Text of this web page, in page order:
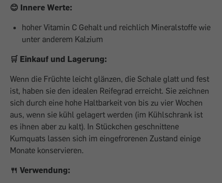
😊 Innere Werte:
hoher Vitamin C Gehalt und reichlich Mineralstoffe wie
unter anderem Kalzium
🛒 Einkauf und Lagerung:
Wenn die Früchte leicht glänzen, die Schale glatt und fest
ist, haben sie den idealen Reifegrad erreicht. Sie zeichnen
sich durch eine hohe Haltbarkeit von bis zu vier Wochen
aus, wenn sie kühl gelagert werden (im Kühlschrank ist
es ihnen aber zu kalt). In Stückchen geschnittene
Kumquats lassen sich im eingefrorenen Zustand einige
Monate konservieren.
🍴 Verwendung: